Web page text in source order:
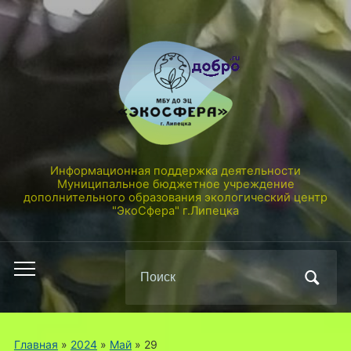
Информационная поддержка деятельности
Муниципальное бюджетное учреждение
дополнительного образования экологический центр
"ЭкоСфера" г.Липецка
Переключить
мобильное
меню
по:
Главная » 2024» Май» 29